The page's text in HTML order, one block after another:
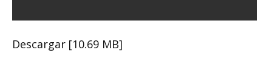
Descargar [10.69 MB]